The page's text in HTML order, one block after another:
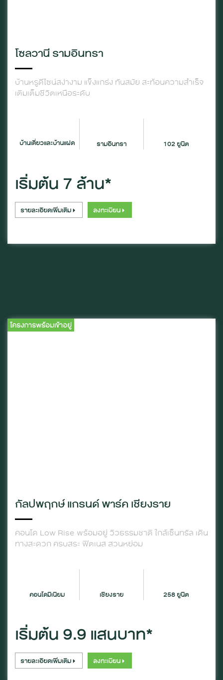
โซลวานี รามอินทรา
บ้านหรูดีไซน์สง่างาม แข็งแกร่ง ทันสมัย สะท้อนความสำเร็จ
เติมเต็มชีวิตเหนือระดับ
บ้านเดี่ยวและบ้านแฝด รามอินทรา 102 ยูนิต
เริ่มต้น 7 ล้าน*
รายละเอียดเพิ่มเติม ลงทะเบียน
โครงการพร้อมเข้าอยู่
กัลปพฤกษ์ แกรนด์ พาร์ค เชียงราย
คอนโด Low Rise พร้อมอยู่ วิวธรรมชาติ ใกล้เซ็นทรัล เดิน
ทางสะดวก ครบสระ ฟิตเนส สวนหย่อม
คอนโดมิเนียม เชียงราย 258 ยูนิต
เริ่มต้น 9.9 แสนบาท*
รายละเอียดเพิ่มเติม ลงทะเบียน